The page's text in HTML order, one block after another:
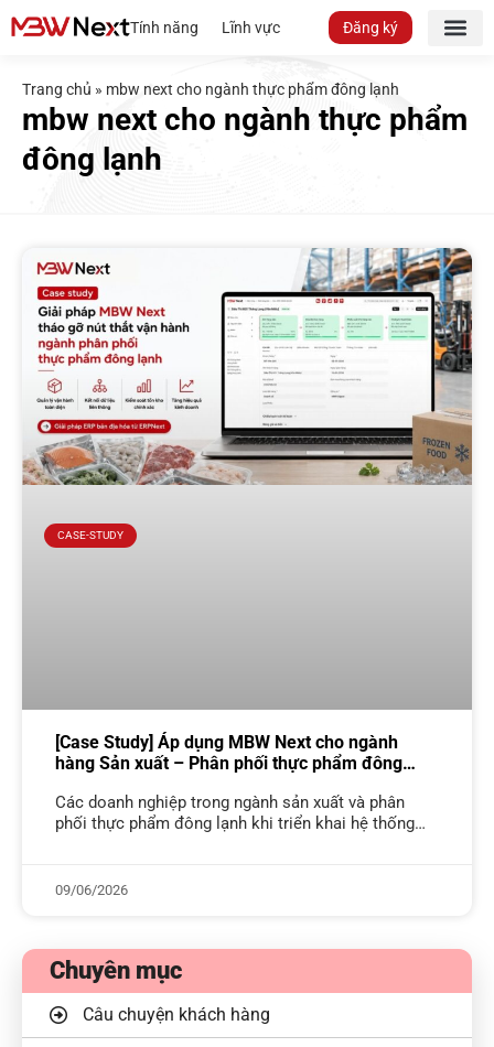
Tính năng Lĩnh vực Đăng ký
Trang chủ » mbw next cho ngành thực phẩm đông lạnh
mbw next cho ngành thực phẩm
đông lạnh
CASE-STUDY
[Case Study] Áp dụng MBW Next cho ngành
hàng Sản xuất – Phân phối thực phẩm đông
Các doanh nghiệp trong ngành sản xuất và phân
phối thực phẩm đông lạnh khi triển khai hệ thống
09/06/2026
Chuyên mục
Câu chuyện khách hàng